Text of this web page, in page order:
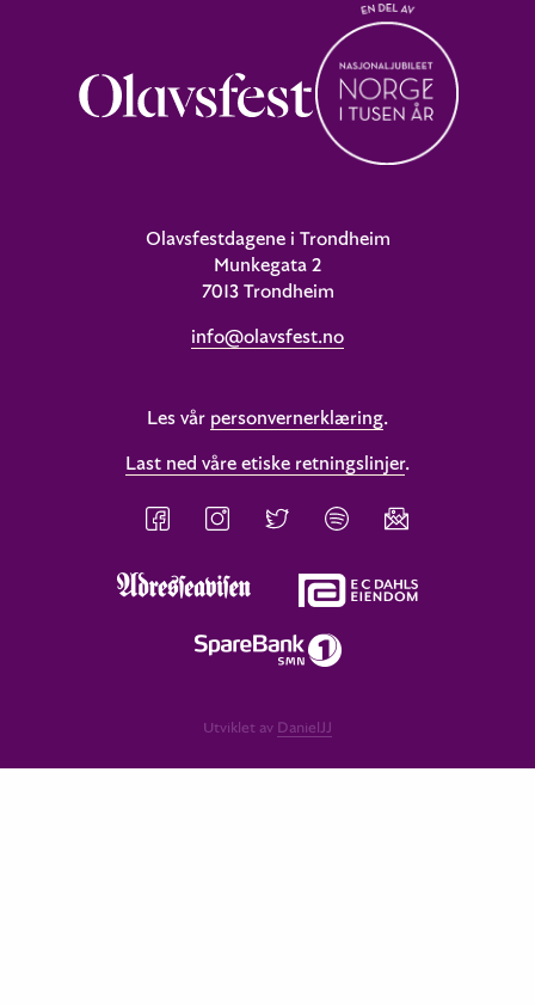
Olavsfestdagene i Trondheim
Munkegata 2
7013 Trondheim
info@olavsfest.no
Les vår personvernerklæring.
Last ned våre etiske retningslinjer.
Utviklet av DanielJJ